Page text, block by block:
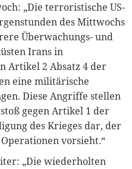
„Die terroristische US-
des Mittwochs
Überwachungs- und
Irans in
Artikel 2 Absatz 4 der
eine militärische
Diese Angriffe stellen
gegen Artikel 1 der
des Krieges dar, der
vorsieht.“
„Die wiederholten